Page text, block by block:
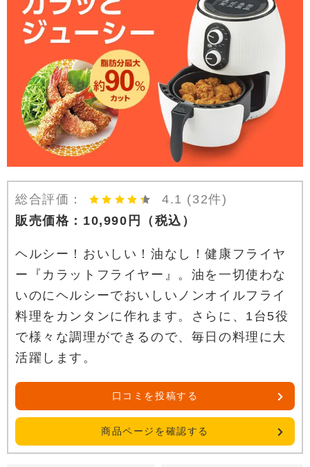
総合評価： 4.1 (32件)
販売価格： 10,990 円 （税込）
ヘルシー！おいしい！油なし！健康フライヤ
ー『カラットフライヤー』。油を一切使わな
いのにヘルシーでおいしいノンオイルフライ
料理をカンタンに作れます。さらに、1台5役
で様々な調理ができるので、毎日の料理に大
活躍します。
口コミを投稿する
商品ページを確認する